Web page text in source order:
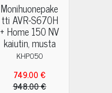
Monihuonepake
tti AVR-S670H
+ Home 150 NV
kaiutin, musta
KHP050
749.00 €
948.00 €